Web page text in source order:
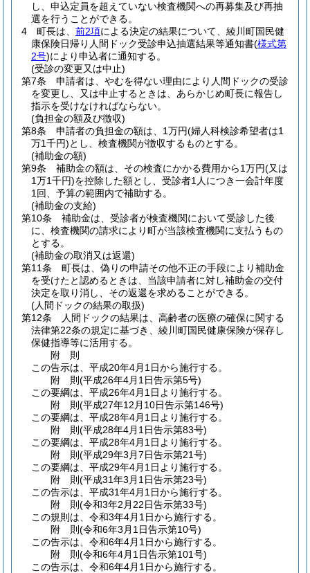
し、申込定員を超えていない検査機関への再募集及び再抽
選を行うことができる。
4
町長は、 前2項による決定の結果について、綾川町国民健
康保険日帰り人間ドック受診申込抽選結果等通知書(様式第
2号)により申込者に通知する。
(受診の変更又は中止)
第7条
申請者は、やむを得ない理由により人間ドックの受診
を変更し、又は中止するときは、あらかじめ町長に報告し
指示を受けなければならない。
(負担金の額及び徴収)
第8条
申請者の負担金の額は、1万円(婦人科検診希望者は1
万1千円)とし、検査機関が徴収するものとする。
(補助金の額)
第9条
補助金の額は、その検査にかかる費用から1万円(又は
1万1千円)を控除した額とし、受診者1人につき一会計年度
1回、予算の範囲内で補助する。
(補助金の支給)
第10条
補助金は、受診者が検査機関において受診した後
に、検査機関の請求により町が当該検査機関に支払うもの
とする。
(補助金の取消又は返還)
第11条
町長は、偽りの申請その他不正の手段により補助金
を受けたと認めるときは、当該申請者に対し補助金の交付
決定を取り消し、その返還を求めることができる。
(人間ドックの結果の取扱)
第12条
人間ドックの結果は、高齢者の医療の確保に関する
法律第22条の規定に基づき、綾川町国民健康保険が保存し
保健指導等に活用する。
附 則
この告示は、平成20年4月1日から施行する。
附 則(平成26年4月1日告示第5号)
この要綱は、平成26年4月1日より施行する。
附 則(平成27年12月10日告示第146号)
この要綱は、平成28年4月1日より施行する。
附 則(平成28年4月1日告示第83号)
この要綱は、平成28年4月1日より施行する。
附 則(平成29年3月7日告示第21号)
この要綱は、平成29年4月1日より施行する。
附 則(平成31年3月1日告示第23号)
この告示は、平成31年4月1日から施行する。
附 則(令和3年2月22日告示第33号)
この規則は、令和3年4月1日から施行する。
附 則(令和6年3月1日告示第10号)
この告示は、令和6年4月1日から施行する。
附 則(令和6年4月1日告示第101号)
この告示は、令和6年4月1日から施行する。